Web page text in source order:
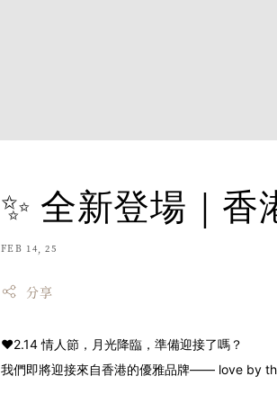
✨ 全新登場｜香
FEB 14, 25
分享
❤️2.14 情人節，月光降臨，準備迎接了嗎？
我們即將迎接來自香港的優雅品牌—— love by